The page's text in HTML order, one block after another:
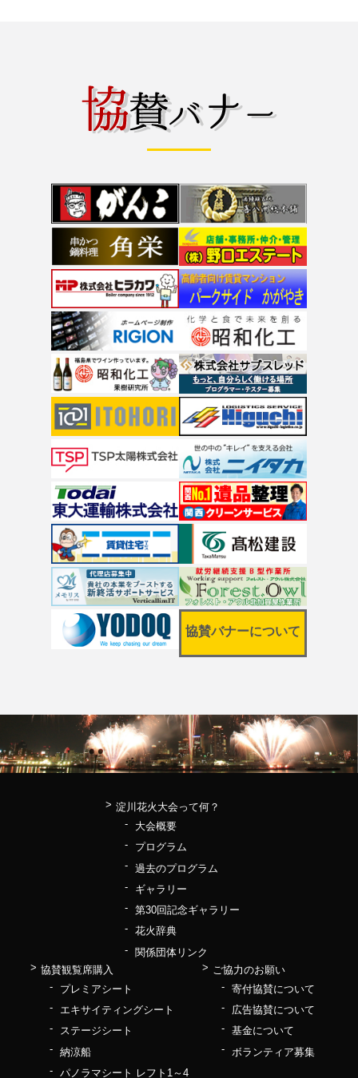
協賛バナーについて
淀川花火大会って何？
大会概要
プログラム
過去のプログラム
ギャラリー
第30回記念ギャラリー
花火辞典
関係団体リンク
協賛観覧席購入
プレミアシート
エキサイティングシート
ステージシート
納涼船
パノラマシート レフト1～4
ご協力のお願い
寄付協賛について
広告協賛について
基金について
ボランティア募集